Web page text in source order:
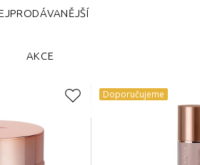
AKCE
Doporučujeme